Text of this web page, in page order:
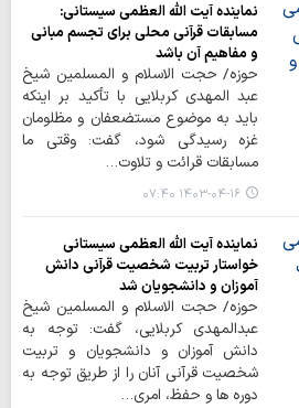
نماینده آیت الله العظمی سیستانی:
مسابقات قرآنی محلی برای تجسم مبانی
و مفاهیم آن باشد
حوزه/ حجت الاسلام و المسلمین شیخ
عبد المهدی کربلایی با تأکید بر اینکه
باید به موضوع مستضعفان و مظلومان
غزه رسیدگی شود، گفت: وقتی ما
مسابقات قرائت و تلاوت…
۱۴۰۳-۰۴-۱۶ ۰۷:۴۰
نماینده آیت الله العظمی سیستانی
خواستار تربیت شخصیت قرآنی دانش
آموزان و دانشجویان شد
حوزه/ حجت الاسلام و المسلمین شیخ
عبدالمهدی کربلایی، گفت: توجه به
دانش آموزان و دانشجویان و تربیت
شخصیت قرآنی آنان را از طریق توجه به
دوره ها و حفظ، امری…